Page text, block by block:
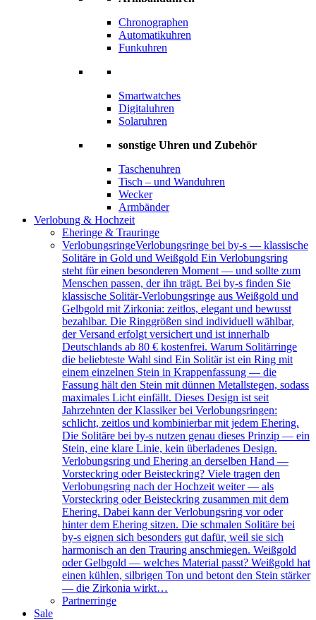
Chronographen
Automatikuhren
Funkuhren
Smartwatches
Digitaluhren
Solaruhren
sonstige Uhren und Zubehör
Taschenuhren
Tisch – und Wanduhren
Wecker
Armbänder
Verlobung & Hochzeit
Eheringe & Trauringe
VerlobungsringeVerlobungsringe bei by-s — klassische
Solitäre in Gold und Weißgold Ein Verlobungsring
steht für einen besonderen Moment — und sollte zum
Menschen passen, der ihn trägt. Bei by-s finden Sie
klassische Solitär-Verlobungsringe aus Weißgold und
Gelbgold mit Zirkonia: zeitlos, elegant und bewusst
bezahlbar. Die Ringgrößen sind individuell wählbar,
der Versand erfolgt versichert und ist innerhalb
Deutschlands ab 80 € kostenfrei. Warum Solitärringe
die beliebteste Wahl sind Ein Solitär ist ein Ring mit
einem einzelnen Stein in Krappenfassung — die
Fassung hält den Stein mit dünnen Metallstegen, sodass
maximales Licht einfällt. Dieses Design ist seit
Jahrzehnten der Klassiker bei Verlobungsringen:
schlicht, zeitlos und kombinierbar mit jedem Ehering.
Die Solitäre bei by-s nutzen genau dieses Prinzip — ein
Stein, eine klare Linie, kein überladenes Design.
Verlobungsring und Ehering an derselben Hand —
Vorsteckring oder Beisteckring? Viele tragen den
Verlobungsring nach der Hochzeit weiter — als
Vorsteckring oder Beisteckring zusammen mit dem
Ehering. Dabei kann der Verlobungsring vor oder
hinter dem Ehering sitzen. Die schmalen Solitäre bei
by-s eignen sich besonders gut dafür, weil sie sich
harmonisch an den Trauring anschmiegen. Weißgold
oder Gelbgold — welches Material passt? Weißgold hat
einen kühlen, silbrigen Ton und betont den Stein stärker
— die Zirkonia wirkt…
Partnerringe
Sale